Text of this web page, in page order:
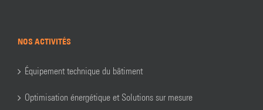
NOS ACTIVITÉS
Équipement technique du bâtiment
Optimisation énergétique et Solutions sur mesure